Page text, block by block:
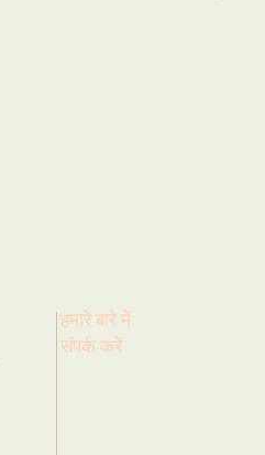
हमारे बारे में
संपर्क करें